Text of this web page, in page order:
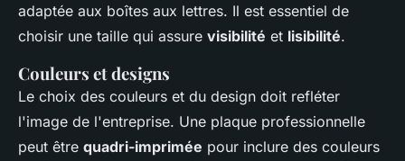
adaptée aux boîtes aux lettres. Il est essentiel de
choisir une taille qui assure visibilité et lisibilité.
Couleurs et designs
Le choix des couleurs et du design doit refléter
l'image de l'entreprise. Une plaque professionnelle
peut être quadri-imprimée pour inclure des couleurs